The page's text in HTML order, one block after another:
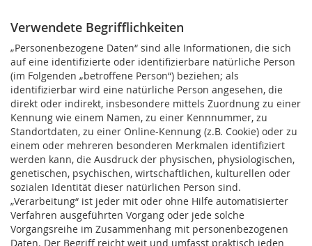
Verwendete Begrifflichkeiten
„Personenbezogene Daten“ sind alle Informationen, die sich
auf eine identifizierte oder identifizierbare natürliche Person
(im Folgenden „betroffene Person“) beziehen; als
identifizierbar wird eine natürliche Person angesehen, die
direkt oder indirekt, insbesondere mittels Zuordnung zu einer
Kennung wie einem Namen, zu einer Kennnummer, zu
Standortdaten, zu einer Online-Kennung (z.B. Cookie) oder zu
einem oder mehreren besonderen Merkmalen identifiziert
werden kann, die Ausdruck der physischen, physiologischen,
genetischen, psychischen, wirtschaftlichen, kulturellen oder
sozialen Identität dieser natürlichen Person sind.
„Verarbeitung“ ist jeder mit oder ohne Hilfe automatisierter
Verfahren ausgeführten Vorgang oder jede solche
Vorgangsreihe im Zusammenhang mit personenbezogenen
Daten. Der Begriff reicht weit und umfasst praktisch jeden